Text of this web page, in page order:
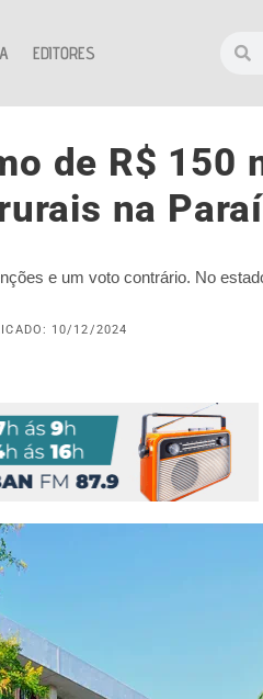
EDITORES
de R$ 150
na
e um voto contrário. No
10/12/2024